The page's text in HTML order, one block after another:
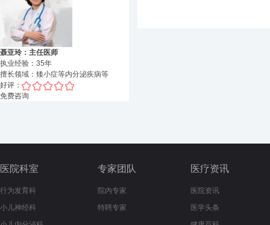
聂亚玲：主任医师
执业经验： 35年
擅长领域： 矮小症等内分泌疾病等
好评：
免费咨询
医院科室
行为发育科
小儿神经科
专家团队
院内专家
特聘专家
医疗资讯
医院资讯
医学头条